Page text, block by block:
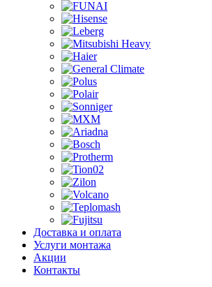
Доставка и оплата
Услуги монтажа
Акции
Контакты